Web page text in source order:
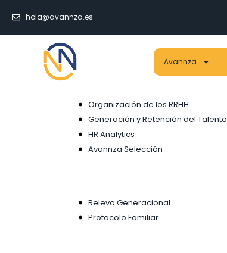
hola@avannza.es
Avannza
Organización de los RRHH
Generación y Retención del Talento
HR Analytics
Avannza Selección
Relevo Generacional
Protocolo Familiar